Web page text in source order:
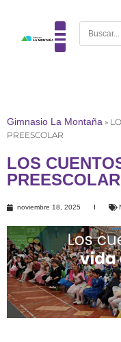
Gimnasio La Montaña »
PREESCOLAR
LOS
PREESCOLAR
noviembre 18, 2025